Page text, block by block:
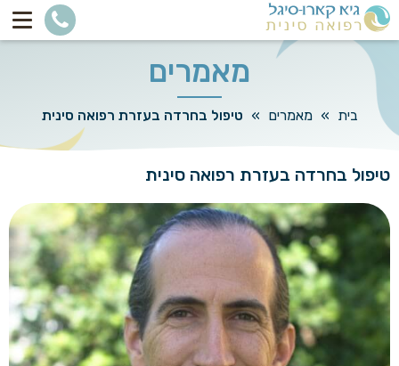
מאמרים
בית » מאמרים » טיפול בחרדה בעזרת רפואה סינית
טיפול בחרדה בעזרת רפואה סינית